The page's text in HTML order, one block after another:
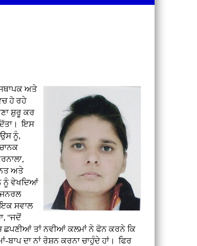
ਅਤੇ
ਹੋ ਰਹੇ
ਸ਼ੁਰੂ ਕਰ
ਇਸ
ਨੂੰ,
ਅਤੇ
ਨੂੰਵੇਖਦਿਆਂ
ਜਨਰਲ
ਸਵਾਲ
''ਜਦੋਂ
ਛਪਣੀਆਂ ਤਾਂ ਨਵੀਆਂ ਕਲਮਾਂ ਨੇ ਫੋਨ ਕਰਨੇ ਕਿ
ਬਾਪ ਦਾ ਨਾਂ ਰੋਸ਼ਨ ਕਰਨਾ ਚਾਹੁੰਦੇ ਹਾਂ। ਫਿਰ